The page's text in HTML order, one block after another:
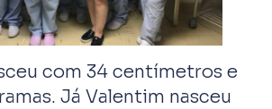
com 34 centímetros e
Já Valentim nasceu